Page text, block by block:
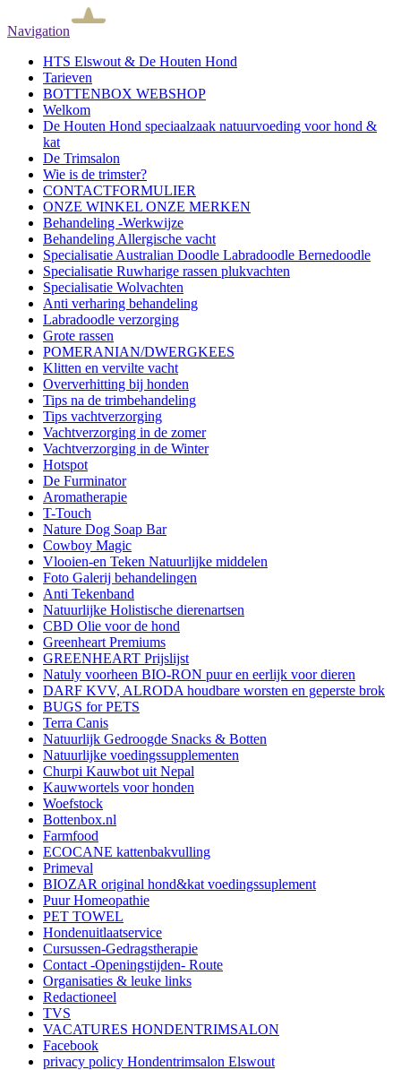
Navigation
HTS Elswout & De Houten Hond
Tarieven
BOTTENBOX WEBSHOP
Welkom
De Houten Hond speciaalzaak natuurvoeding voor hond &
kat
De Trimsalon
Wie is de trimster?
CONTACTFORMULIER
ONZE WINKEL ONZE MERKEN
Behandeling -Werkwijze
Behandeling Allergische vacht
Specialisatie Australian Doodle Labradoodle Bernedoodle
Specialisatie Ruwharige rassen plukvachten
Specialisatie Wolvachten
Anti verharing behandeling
Labradoodle verzorging
Grote rassen
POMERANIAN/DWERGKEES
Klitten en vervilte vacht
Oververhitting bij honden
Tips na de trimbehandeling
Tips vachtverzorging
Vachtverzorging in de zomer
Vachtverzorging in de Winter
Hotspot
De Furminator
Aromatherapie
T-Touch
Nature Dog Soap Bar
Cowboy Magic
Vlooien-en Teken Natuurlijke middelen
Foto Galerij behandelingen
Anti Tekenband
Natuurlijke Holistische dierenartsen
CBD Olie voor de hond
Greenheart Premiums
GREENHEART Prijslijst
Natuly voorheen BIO-RON puur en eerlijk voor dieren
DARF KVV, ALRODA houdbare worsten en geperste brok
BUGS for PETS
Terra Canis
Natuurlijk Gedroogde Snacks & Botten
Natuurlijke voedingssupplementen
Churpi Kauwbot uit Nepal
Kauwwortels voor honden
Woefstock
Bottenbox.nl
Farmfood
ECOCANE kattenbakvulling
Primeval
BIOZAR original hond&kat voedingssuplement
Puur Homeopathie
PET TOWEL
Hondenuitlaatservice
Cursussen-Gedragstherapie
Contact -Openingstijden- Route
Organisaties & leuke links
Redactioneel
TVS
VACATURES HONDENTRIMSALON
Facebook
privacy policy Hondentrimsalon Elswout